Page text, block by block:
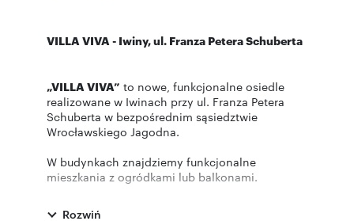
VILLA VIVA - Iwiny, ul. Franza Petera Schuberta
„VILLA VIVA” to nowe, funkcjonalne osiedle
realizowane w Iwinach przy ul. Franza Petera
Schuberta w bezpośrednim sąsiedztwie
Wrocławskiego Jagodna.
W budynkach znajdziemy funkcjonalne
mieszkania z ogródkami lub balkonami.
Rozwiń